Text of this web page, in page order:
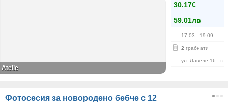
30.17€
59.01лв
17.03 - 19.09
2 грабнати
ул. Лавеле 16 - в
Atelie
Фотосесия за новородено бебче с 12